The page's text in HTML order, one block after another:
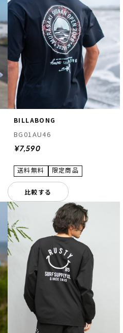
BILLABONG
BG01AU46
¥7,590
比較する